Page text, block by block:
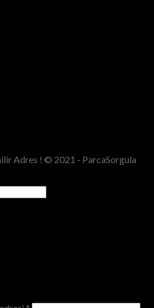
Adres ! © 2021 - ParcaSorgula